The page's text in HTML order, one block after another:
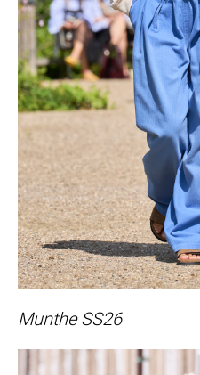
Munthe SS26